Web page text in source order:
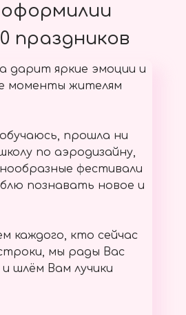
праздников
дарит яркие эмоции и
моменты жителям
прошла ни
по аэродизайну,
фестивали
познавать новое и
каждого, кто сейчас
мы рады Вас
шлём Вам лучики